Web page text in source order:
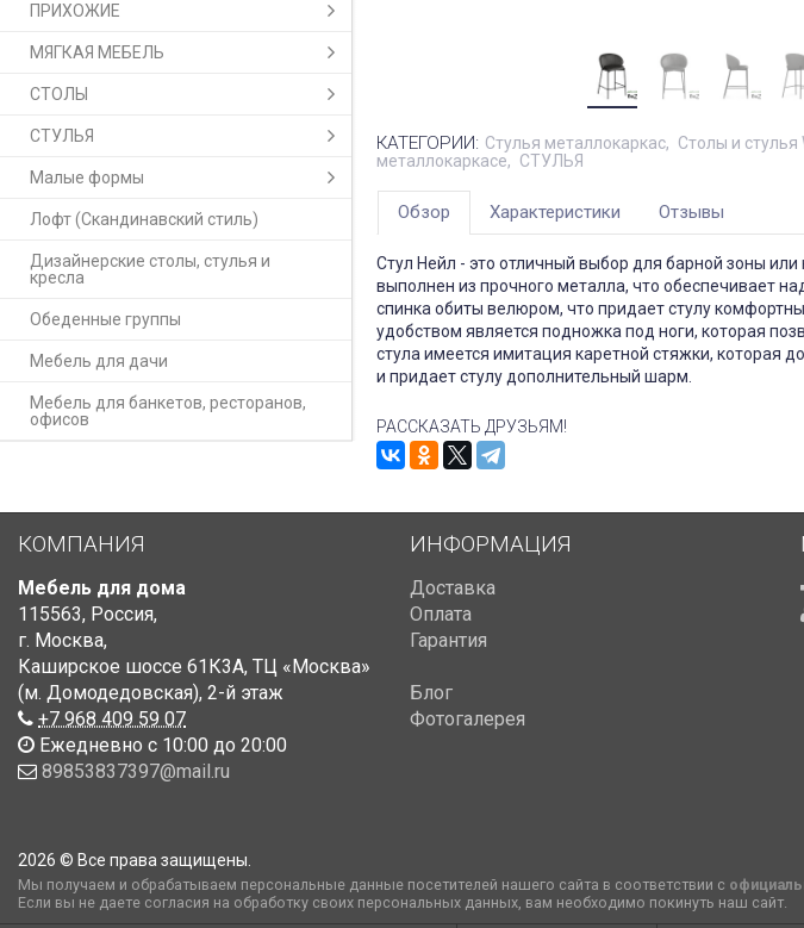
ПРИХОЖИЕ
МЯГКАЯ МЕБЕЛЬ
СТОЛЫ
СТУЛЬЯ
Малые формы
Лофт (Скандинавский стиль)
Дизайнерские столы, стулья и
кресла
Обеденные группы
Мебель для дачи
Мебель для банкетов, ресторанов,
офисов
КАТЕГОРИИ: Стулья металлокаркас Столы и стулья
металлокаркасе
СТУЛЬЯ
Обзор Характеристики Отзывы
Стул Нейл - это отличный выбор для барной зоны
выполнен из прочного металла, что обеспечивает
спинка обиты велюром, что придает стулу
удобством является подножка под ноги, которая
стула имеется имитация каретной стяжки, которая
и придает стулу дополнительный шарм.
РАССКАЗАТЬ ДРУЗЬЯМ!
КОМПАНИЯ
Мебель для дома
115563, Россия,
г. Москва,
Каширское шоссе 61К3А, ТЦ «Москва»
(м. Домодедовская), 2-й этаж
+7 968 409 59 07
Ежедневно с 10:00 до 20:00
89853837397@mail.ru
ИНФОРМАЦИЯ
Доставка
Оплата
Гарантия
Блог
Фотогалерея
2026 © Все права защищены.
Мы получаем и обрабатываем персональные данные посетителей нашего сайта в соответствии с
Если вы не даете согласия на обработку своих персональных данных, вам необходимо покинуть наш сайт.